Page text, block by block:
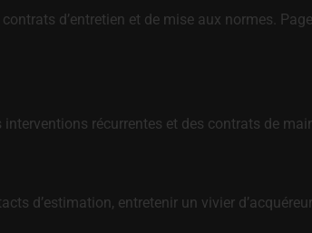
d’entretien et de mise aux normes.
récurrentes et des contrats de
d’estimation, entretenir un vivier